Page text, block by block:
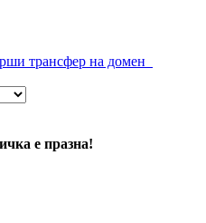
трансфер на домен
е празна!